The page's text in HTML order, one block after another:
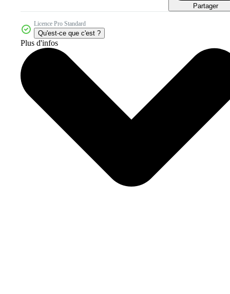
Partager
Licence Pro Standard
Qu'est-ce que c'est ?
Plus d'infos